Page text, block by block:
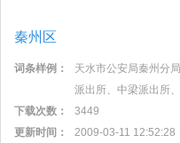
秦州区
词条样例：
天水市公安局秦州分
派出所、中梁派出所
下载次数：
3449
更新时间：
2009-03-11 12:52:28